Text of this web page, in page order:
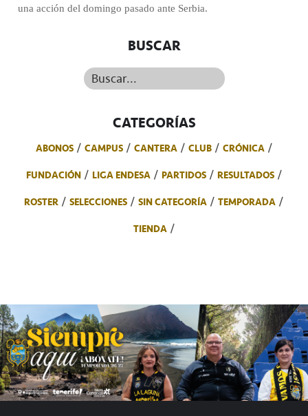
una acción del domingo pasado ante Serbia.
BUSCAR
Buscar...
CATEGORÍAS
ABONOS CAMPUS CANTERA CLUB
CRÓNICA
FUNDACIÓN
LIGA ENDESA PARTIDOS
RESULTADOS
ROSTER
SELECCIONES SIN CATEGORÍA
TEMPORADA
TIENDA